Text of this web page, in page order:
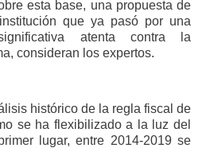
esta base, una propuesta de
que ya pasó por una
atenta contra la
consideran los expertos.
histórico de la regla fiscal de
se ha flexibilizado a la luz del
lugar, entre 2014-2019 se